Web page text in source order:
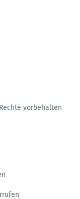
vorbehalten